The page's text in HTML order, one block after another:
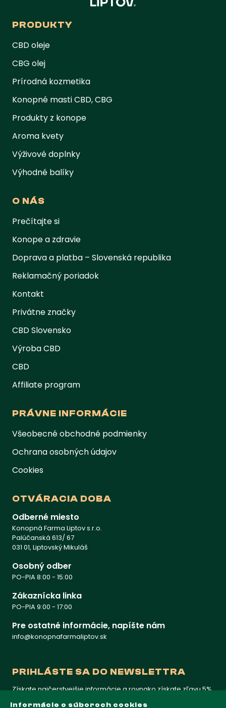
PRODUKTY
CBD oleje
CBG olej
Prírodná kozmetika
Konopné masti CBD, CBG
Produkty z konope
Aroma kvety
Výživové doplnky
Výhodné balíky
O NÁS
Prečítajte si
Konope a zdravie
Doprava a platba – Slovenská republika
Reklamačný poriadok
Kontakt
Privátne značky
CBD Slovensko
Výroba CBD
CBD
Affiliate program
PRÁVNE INFORMÁCIE
Všeobecné obchodné podmienky
Ochrana osobných údajov
Cookies
OTVÁRACIA DOBA
Odberné miesto
Konopná Farma Liptov s.r.o.
Palúčanská 613/ 67
031 01, Liptovský Mikuláš
Osobný odber
PO-PIA 8:00 - 15:00
Zákaznícka linka
PO-PIA 9:00 - 17:00
Pre ostatné informácie, napíšte nám
info@konopnafarmaliptov.sk
PRIHLÁSTE SA DO NEWSLETTRA
Získate najčerstvejšie informácie a rovnako získate zľavu 5%
Informácie o súboroch cookies